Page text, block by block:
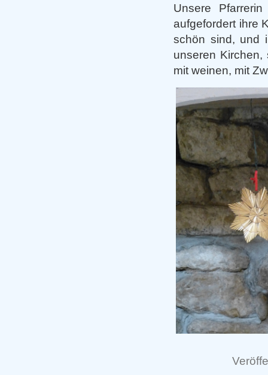
Unsere
aufgefordert ihre
schön sind, und
unseren
mit weinen, mit